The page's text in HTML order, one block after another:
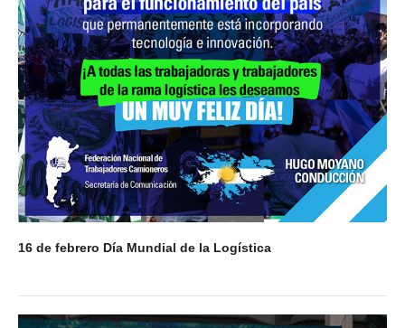
16 de febrero Día Mundial de la Logística